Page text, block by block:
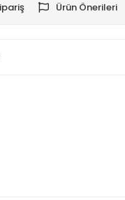
Ürün Önerileri